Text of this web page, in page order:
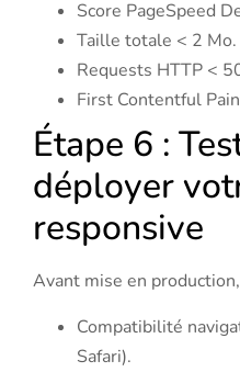
Score PageSpeed
Taille totale < 2 Mo.
Requests HTTP <
First Contentful
Étape 6 :
déployer
responsive
Avant mise en
Compatibilité
Safari).